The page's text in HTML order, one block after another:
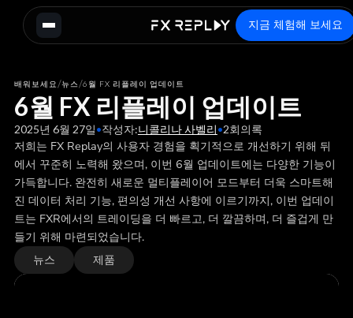
지금 체험해 보세요
배워보세요/뉴스/6월 FX 리플레이 업데이트
6월 FX 리플레이 업데이트
2025년 6월 27일•작성자:니콜리나 사벨리•2회의록
저희는 FX Replay의 사용자 경험을 획기적으로 개선하기 위해 뒤
에서 꾸준히 노력해 왔으며, 이번 6월 업데이트에는 다양한 기능이
가득합니다. 완전히 새로운 멀티플레이어 모드부터 더욱 스마트해
진 데이터 처리 기능, 편의성 개선 사항에 이르기까지, 이번 업데이
트는 FXR에서의 트레이딩을 더 빠르고, 더 깔끔하며, 더 즐겁게 만
들기 위해 마련되었습니다.
뉴스 제품